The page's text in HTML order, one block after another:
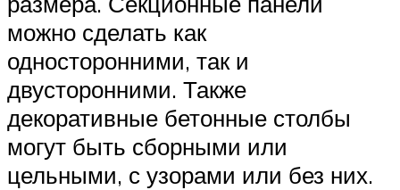
можно сделать как
односторонними, так и
двусторонними. Также
декоративные бетонные столбы
могут быть сборными или
цельными, с узорами или без них.